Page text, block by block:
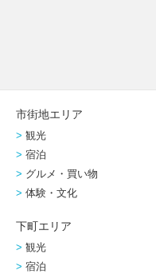
市街地エリア
観光
宿泊
グルメ・買い物
体験・文化
下町エリア
観光
宿泊